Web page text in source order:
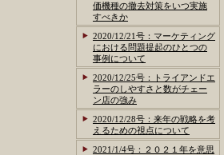
価機種の撤去対策をいつ実施
すべきか
2020/12/21号：マーケティング
における問題提起のひとつの
事例について
2020/12/25号：トライアンドエ
ラーのしやすさと数がチェー
ン店の強み
2020/12/28号：来年の戦略を考
えるための視点について
2021/1/4号：２０２１年を意思